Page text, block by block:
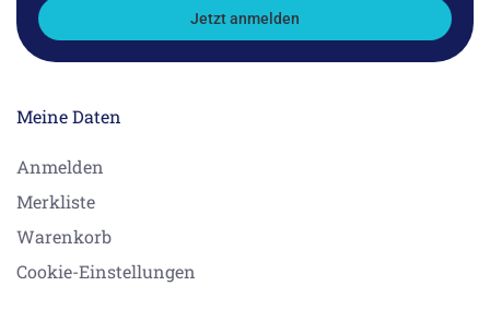
Jetzt anmelden
Meine Daten
Anmelden
Merkliste
Warenkorb
Cookie-Einstellungen